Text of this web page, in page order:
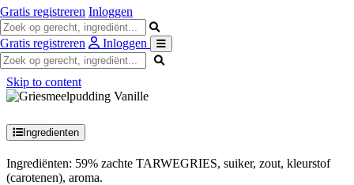
Skip to content
Gratis registreren Inloggen
Gratis registreren Inloggen
Ingredienten
Ingrediënten: 59% zachte TARWEGRIES, suiker, zout, kleurstof
(carotenen), aroma.